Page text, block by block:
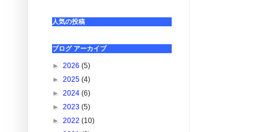
人気の投稿
ブログ アーカイブ
► 2026 (5)
► 2025 (4)
► 2024 (6)
► 2023 (5)
► 2022 (10)